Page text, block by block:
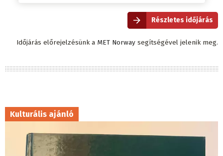
Részletes időjárás
Időjárás előrejelzésünk a MET Norway segítségével jelenik meg.
Kulturális ajánló